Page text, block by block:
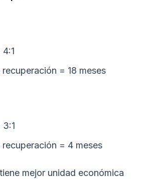
4:1
= 18 meses
3:1
recuperación = 4 meses
mejor unidad económica